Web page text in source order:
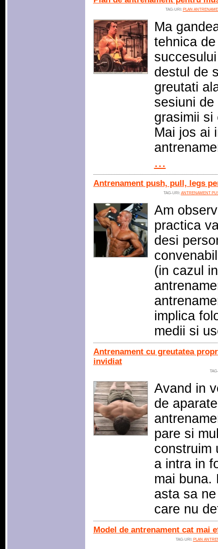
TAG-URI: PLAN
Ma
tehnica
destul de
greutati
sesiuni
grasimii si
Mai jos ai
...
Antrenament push, pull, legs
TAG-URI: ANTRENAMENT
Am
practica
desi
(in cazul
implica
medii si
Antrenament cu greutatea
invidiat
Avand in
de
pare si
construim
a intra in
mai buna.
asta sa
care nu
Model de antrenament cat mai
TAG-URI: PLAN